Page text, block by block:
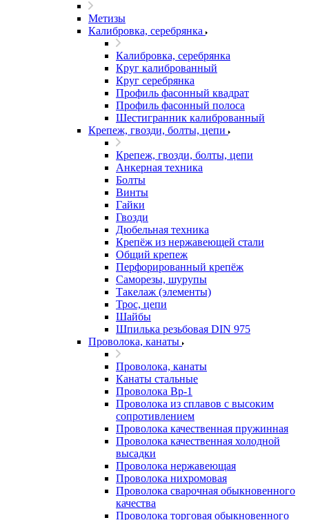
Метизы
Калибровка, серебрянка
Калибровка, серебрянка
Круг калиброванный
Круг серебрянка
Профиль фасонный квадрат
Профиль фасонный полоса
Шестигранник калиброванный
Крепеж, гвозди, болты, цепи
Крепеж, гвозди, болты, цепи
Анкерная техника
Болты
Винты
Гайки
Гвозди
Дюбельная техника
Крепёж из нержавеющей стали
Общий крепеж
Перфорированный крепёж
Саморезы, шурупы
Такелаж (элементы)
Трос, цепи
Шайбы
Шпилька резьбовая DIN 975
Проволока, канаты
Проволока, канаты
Канаты стальные
Проволока Вр-1
Проволока из сплавов с высоким
сопротивлением
Проволока качественная пружинная
Проволока качественная холодной
высадки
Проволока нержавеющая
Проволока нихромовая
Проволока сварочная обыкновенного
качества
Проволока торговая обыкновенного